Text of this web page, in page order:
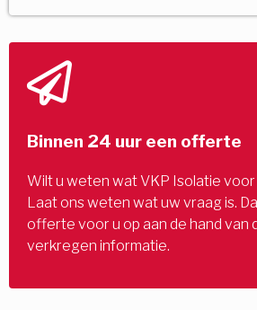
Binnen 24 uur een offerte
Wilt u weten wat VKP Isolatie
Laat ons weten wat uw vraag is.
offerte voor u op aan de hand van
verkregen informatie.